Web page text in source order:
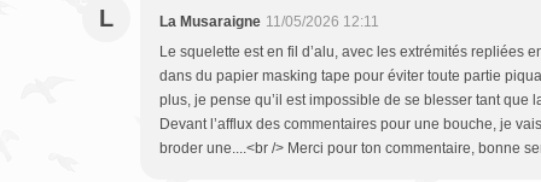
L La Musaraigne 11/05/2026 12:11
Le squelette est en fil d’alu, avec les extrémités repliées
dans du papier masking tape pour éviter toute partie
plus, je pense qu’il est impossible de se blesser tant que
Devant l’afflux des commentaires pour une bouche, je
broder une....<br /> Merci pour ton commentaire, bonne